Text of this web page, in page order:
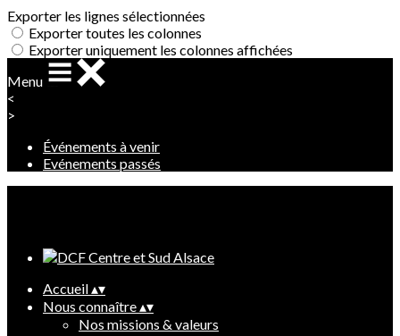
Exporter les lignes sélectionnées
Exporter toutes les colonnes
Exporter uniquement les colonnes affichées
Menu
<
>
Événements à venir
Evénements passés
Accueil▴▾
Nous connaître▴▾
Nos missions & valeurs